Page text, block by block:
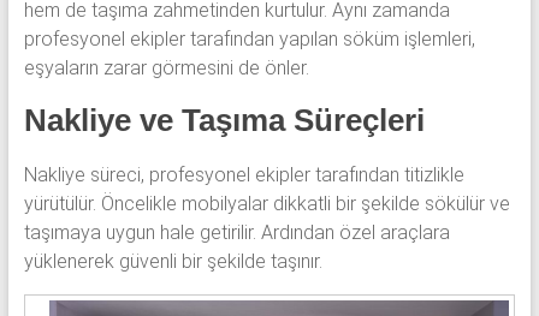
hem de taşıma zahmetinden kurtulur. Aynı zamanda
profesyonel ekipler tarafından yapılan söküm işlemleri,
eşyaların zarar görmesini de önler.
Nakliye ve Taşıma Süreçleri
Nakliye süreci, profesyonel ekipler tarafından titizlikle
yürütülür. Öncelikle mobilyalar dikkatli bir şekilde sökülür ve
taşımaya uygun hale getirilir. Ardından özel araçlara
yüklenerek güvenli bir şekilde taşınır.